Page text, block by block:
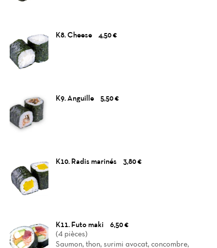
K8. Cheese 4,50 €
K9. Anguille 5,50 €
K10. Radis marinés 3,80 €
K11. Futo maki
6,50 €
(4 pièces)
Saumon, thon, surimi avocat, concombre,